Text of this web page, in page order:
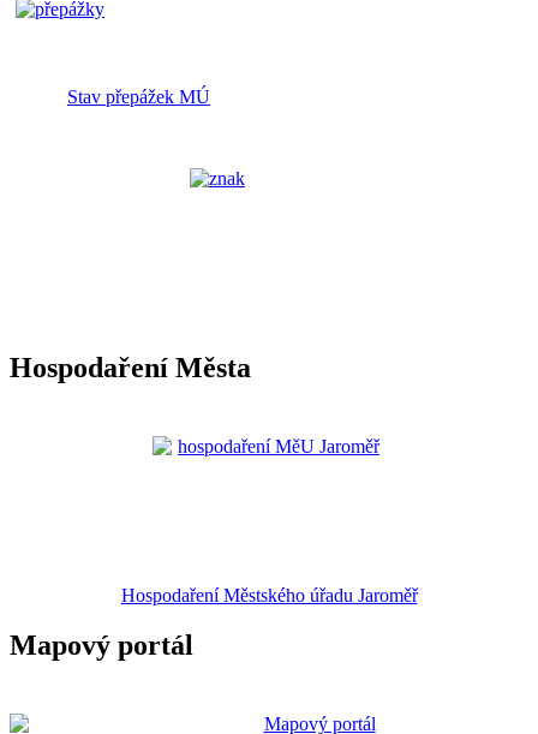
Stav přepážek MÚ
Hospodaření Města
Hospodaření Městského úřadu Jaroměř
Mapový portál